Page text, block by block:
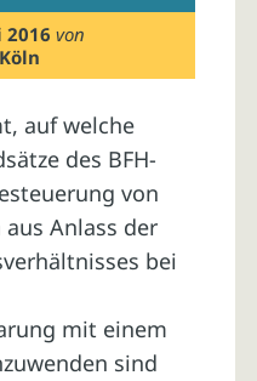
2016 von
auf welche
des BFH-
von
Anlass der
bei
mit einem
sind